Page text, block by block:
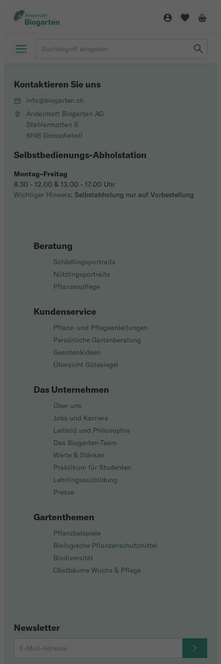
Beratung
Schädlingsportraits
Nützlingsportraits
Pflanzenpflege
Kundenservice
Pflanz- und Pflegeanleitungen
Persönliche Gartenberatung
Geschenkideen
Übersicht Gütesiegel
Das Unternehmen
Über uns
Jobs und Karriere
Leitbild und Philosophie
Das Biogarten-Team
Werte & Stärken
Praktikum für Studenten
Lehrlingsausbildung
Presse
Gartenthemen
Pflanzbeispiele
Biologische Pflanzenschutzmittel
Biodiversität
Obstbäume Wuchs & Pflege
Newsletter
Kontaktieren Sie uns
info@biogarten.ch
Andermatt Biogarten AG
Stahlermatten 6
6146 Grossdietwil
Selbstbedienungs-Abholstation
Montag–Freitag
8.30 - 12.00 & 13.00 - 17.00 Uhr
Wichtiger Hinweis: Selbstabholung nur auf Vorbestellung